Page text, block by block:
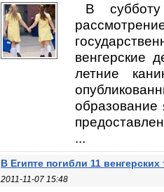
В
венгерские
летние
образование
...
В Египте погибли 11 венгерских
2011-11-07 15:48